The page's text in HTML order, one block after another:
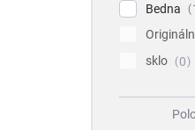
Bedna
sklo
0